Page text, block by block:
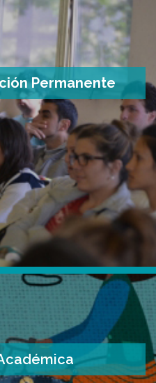
Permanente